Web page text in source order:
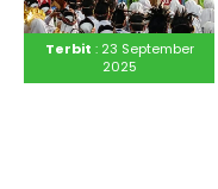
Terbit : 23 September
2025